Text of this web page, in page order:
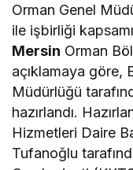
Orman Genel
ile işbirliği
Mersin Orman
açıklamaya göre,
Müdürlüğü
hazırlandı.
Hizmetleri Daire
Tufanoğlu